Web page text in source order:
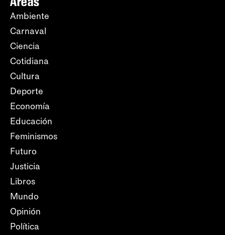
Ambiente
Carnaval
Ciencia
Cotidiana
Cultura
Deporte
Economía
Educación
Feminismos
Futuro
Justicia
Libros
Mundo
Opinión
Política